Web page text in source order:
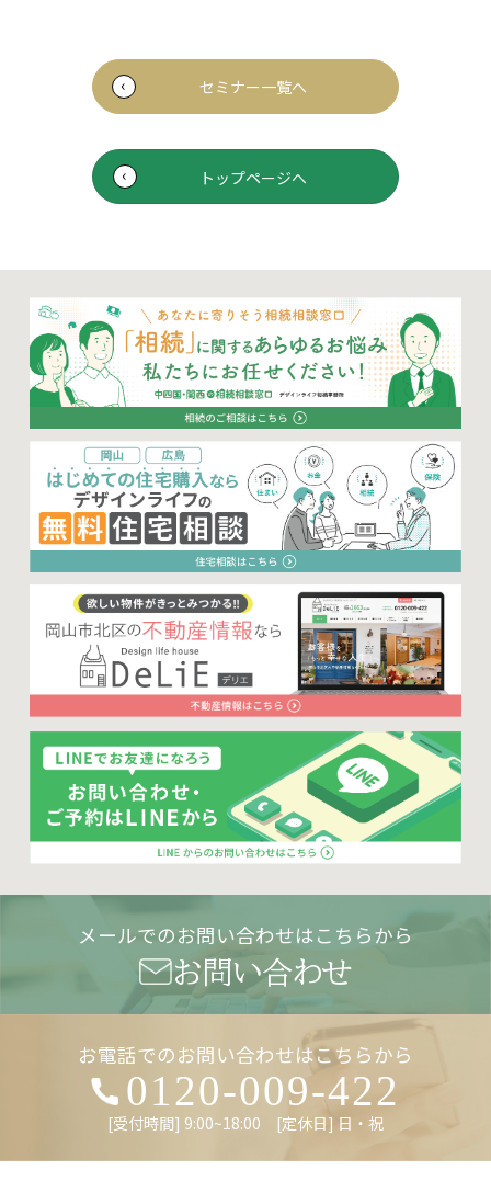
セミナー一覧へ
トップページへ
メールでのお問い合わせはこちらから
お問い合わせ
お電話でのお問い合わせはこちらから
0120-009-422
[受付時間] 9:00~18:00 [定休日] 日・祝